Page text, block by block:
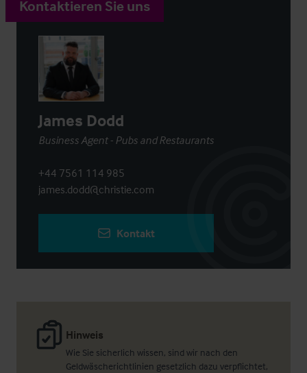
Hinweis
Wie Sie sicherlich wissen, sind wir nach den
Geldwäscherichtlinien gesetzlich dazu verpflichtet,
Kontaktieren Sie uns
James Dodd
Business Agent - Pubs and Restaurants
+44 7561 114 985
james.dodd@christie.com
Kontakt